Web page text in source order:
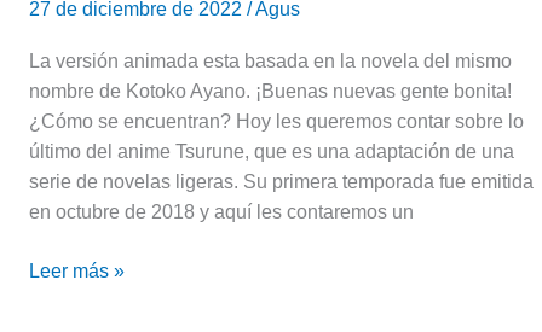
27 de diciembre de 2022 /Agus
La versión animada esta basada en la novela del mismo
nombre de Kotoko Ayano. ¡Buenas nuevas gente bonita!
¿Cómo se encuentran? Hoy les queremos contar sobre lo
último del anime Tsurune, que es una adaptación de una
serie de novelas ligeras. Su primera temporada fue emitida
en octubre de 2018 y aquí les contaremos un
Leer más »